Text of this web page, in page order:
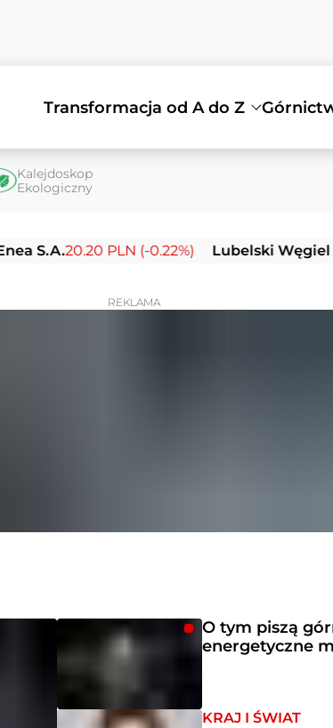
Transformacja od A do Z
Kalejdoskop
Ekologiczny
20.20 PLN (-0.22%) Lubelski Węgiel
REKLAMA
O tym piszą
energetyczne
KRAJ I ŚWIAT